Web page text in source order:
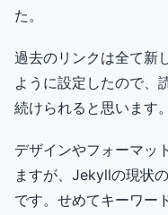
た。
過去のリンクは全て新
ように設定したので、
続けられると思います。
デザインやフォーマッ
ますが、Jekyllの現状
です。せめてキーワー